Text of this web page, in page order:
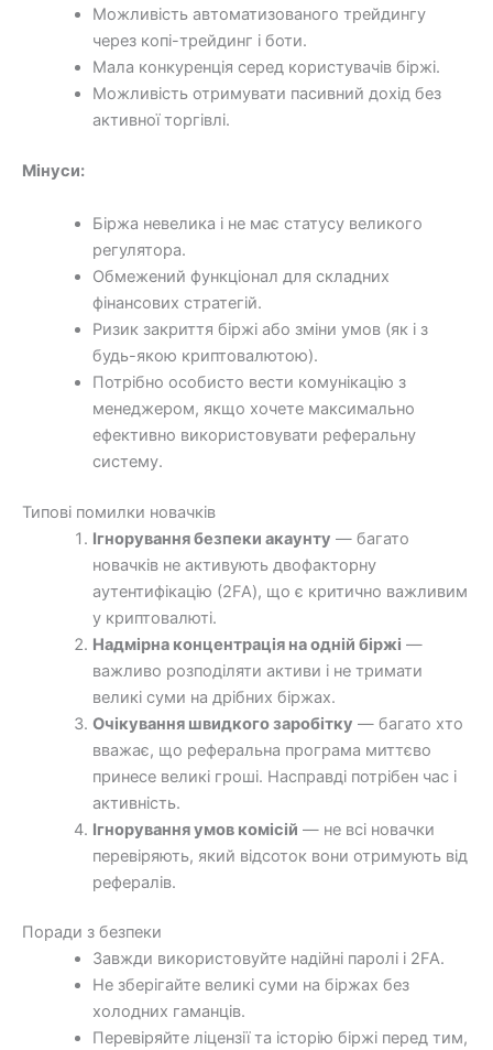
Можливість автоматизованого трейдингу
через копі-трейдинг і боти.
Мала конкуренція серед користувачів біржі.
Можливість отримувати пасивний дохід без
активної торгівлі.
Мінуси:
Біржа невелика і не має статусу великого
регулятора.
Обмежений функціонал для складних
фінансових стратегій.
Ризик закриття біржі або зміни умов (як і з
будь-якою криптовалютою).
Потрібно особисто вести комунікацію з
менеджером, якщо хочете максимально
ефективно використовувати реферальну
систему.
Типові помилки новачків
Ігнорування безпеки акаунту — багато
новачків не активують двофакторну
аутентифікацію (2FA), що є критично важливим
у криптовалюті.
Надмірна концентрація на одній біржі —
важливо розподіляти активи і не тримати
великі суми на дрібних біржах.
Очікування швидкого заробітку — багато хто
вважає, що реферальна програма миттєво
принесе великі гроші. Насправді потрібен час і
активність.
Ігнорування умов комісій — не всі новачки
перевіряють, який відсоток вони отримують від
рефералів.
Поради з безпеки
Завжди використовуйте надійні паролі і 2FA.
Не зберігайте великі суми на біржах без
холодних гаманців.
Перевіряйте ліцензії та історію біржі перед тим,